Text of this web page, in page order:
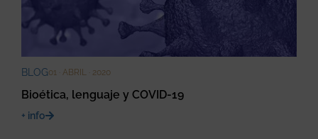
BLOG01 · ABRIL · 2020
Bioética, lenguaje y COVID-19
+ info